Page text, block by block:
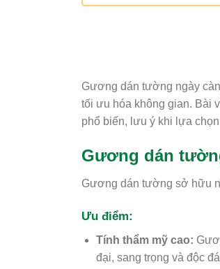
Gương dán tường ngày
tối ưu hóa không gian. Bài
phổ biến, lưu ý khi lựa
Gương dán
Gương dán tường sở hữu
Ưu điểm:
Tính thẩm mỹ cao:
đại, sang trọng và độc